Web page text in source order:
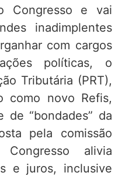
Congresso e vai
inadimplentes
com cargos
políticas, o
Tributária (PRT),
como novo Refis,
“bondades” da
pela comissão
alivia
e juros, inclusive